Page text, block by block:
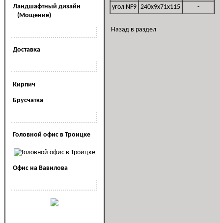
Ландшафтный дизайн
(Мощение)
Доставка
Кирпич
Брусчатка
Головной офис в Троицке
Офис на Вавилова
угол NF9 240x9x71x115 -
Назад в раздел